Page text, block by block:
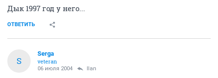
Дык 1997 год у него...
ОТВЕТИТЬ
S
Serga
veteran
06 июля 2004 Ilan